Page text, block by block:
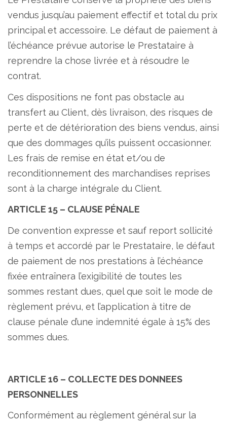
vendus jusqu’au paiement effectif et total du prix
principal et accessoire. Le défaut de paiement à
l’échéance prévue autorise le Prestataire à
reprendre la chose livrée et à résoudre le
contrat.
Ces dispositions ne font pas obstacle au
transfert au Client, dès livraison, des risques de
perte et de détérioration des biens vendus, ainsi
que des dommages qu’ils puissent occasionner.
Les frais de remise en état et/ou de
reconditionnement des marchandises reprises
sont à la charge intégrale du Client.
ARTICLE 15 – CLAUSE PÉNALE
De convention expresse et sauf report sollicité
à temps et accordé par le Prestataire, le défaut
de paiement de nos prestations à l’échéance
fixée entraînera l’exigibilité de toutes les
sommes restant dues, quel que soit le mode de
règlement prévu, et l’application à titre de
clause pénale d’une indemnité égale à 15% des
sommes dues.
ARTICLE 16 – COLLECTE DES DONNEES
PERSONNELLES
Conformément au règlement général sur la